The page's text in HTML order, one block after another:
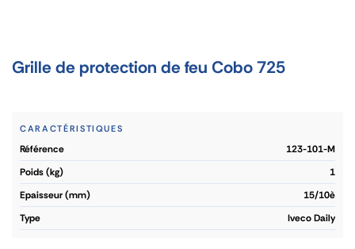
Grille de protection de feu Cobo 725
CARACTÉRISTIQUES
référence
123-101-M
poids (kg)
1
epaisseur (mm)
15/10è
type
Iveco Daily